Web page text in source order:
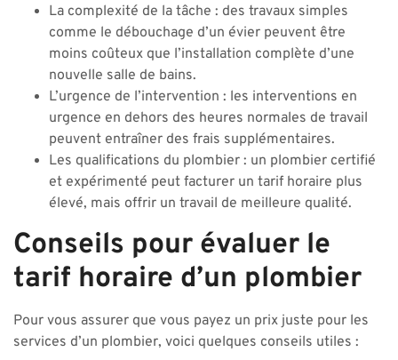
La complexité de la tâche : des travaux simples
comme le débouchage d’un évier peuvent être
moins coûteux que l’installation complète d’une
nouvelle salle de bains.
L’urgence de l’intervention : les interventions en
urgence en dehors des heures normales de travail
peuvent entraîner des frais supplémentaires.
Les qualifications du plombier : un plombier certifié
et expérimenté peut facturer un tarif horaire plus
élevé, mais offrir un travail de meilleure qualité.
Conseils pour évaluer le
tarif horaire d’un plombier
Pour vous assurer que vous payez un prix juste pour les
services d’un plombier, voici quelques conseils utiles :